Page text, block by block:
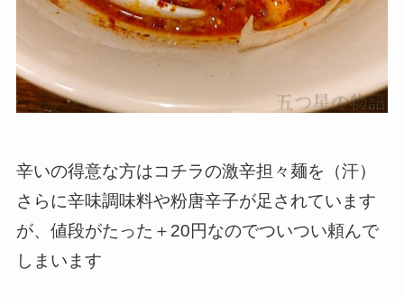
辛いの得意な方はコチラの激辛担々麺を（汗）
さらに辛味調味料や粉唐辛子が足されています
が、値段がたった＋20円なのでついつい頼んで
しまいます